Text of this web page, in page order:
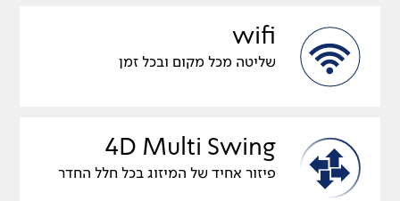
wifi
שליטה מכל מקום ובכל זמן
4D Multi Swing
פיזור אחיד של המיזוג בכל חלל החדר